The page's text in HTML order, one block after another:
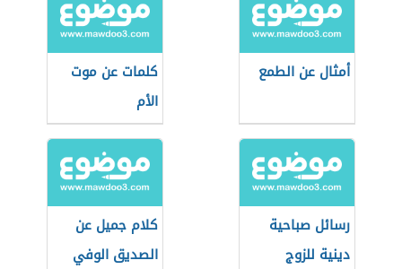
أمثال عن الطمع
كلمات عن موت
الأم
رسائل صباحية
دينية للزوج
كلام جميل عن
الصديق الوفي